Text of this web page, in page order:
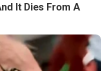
It Dies From A